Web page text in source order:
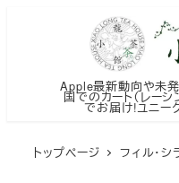
Apple最新動向や未発
国でのカート（レー
でお届け!ユニー
トップページ フィル・シ